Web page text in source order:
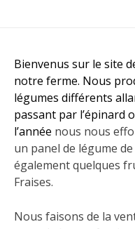
Bienvenus sur le site
notre ferme. Nous
légumes différents
passant par l’épinard
l’année nous nous
un panel de légume
également quelques
Fraises.
Nous faisons de la